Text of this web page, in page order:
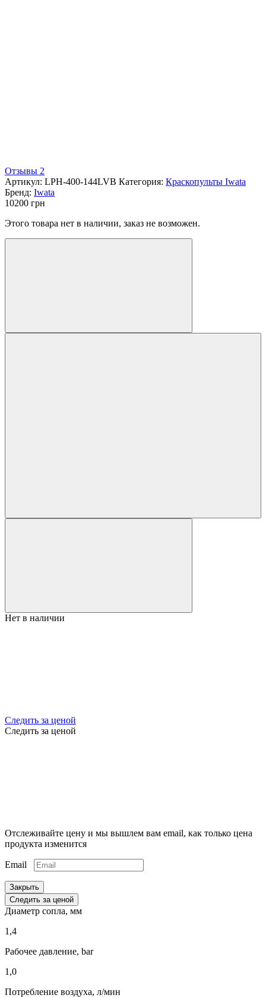
Отзывы 2
Артикул: LPH-400-144LVB Категория: Краскопульты Iwata
Бренд: Iwata
10200 грн
Этого товара нет в наличии, заказ не возможен.
Нет в наличии
Следить за ценой
Следить за ценой
Отслеживайте цену и мы вышлем вам email, как только цена
продукта изменится
Email
Закрыть
Следить за ценой
Диаметр сопла, мм
1,4
Рабочее давление, bar
1,0
Потребление воздуха, л/мин